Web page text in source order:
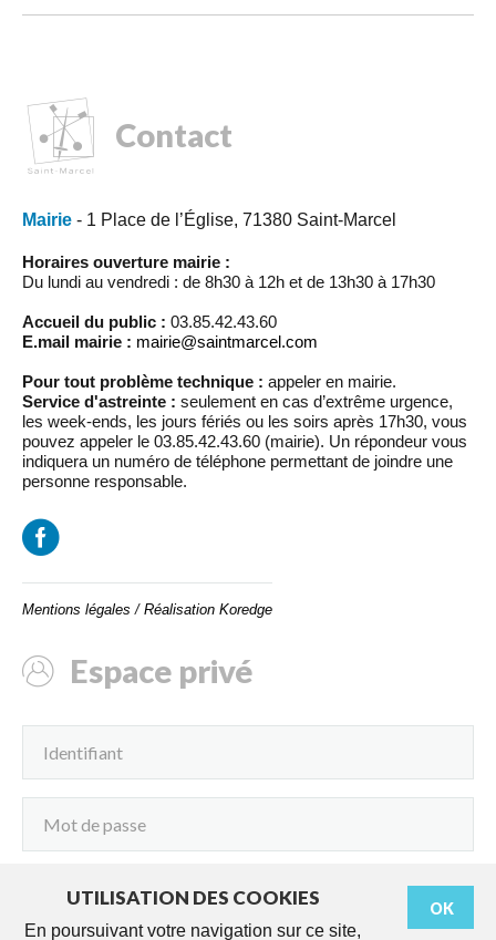
Contact
Mairie - 1 Place de l’Église, 71380 Saint-Marcel
Horaires ouverture mairie :
Du lundi au vendredi : de 8h30 à 12h et de 13h30 à 17h30
Accueil du public : 03.85.42.43.60
E.mail mairie : mairie@saintmarcel.com
Pour tout problème technique : appeler en mairie.
Service d'astreinte : seulement en cas d’extrême urgence,
les week-ends, les jours fériés ou les soirs après 17h30, vous
pouvez appeler le 03.85.42.43.60 (mairie). Un répondeur vous
indiquera un numéro de téléphone permettant de joindre une
personne responsable.
Mentions légales / Réalisation Koredge
Espace privé
OK
UTILISATION DES COOKIES
En poursuivant votre navigation sur ce site,